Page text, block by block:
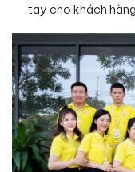
tay cho khách